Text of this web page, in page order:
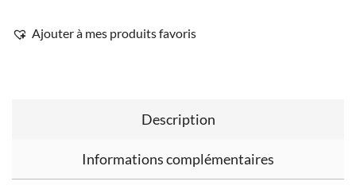
Ajouter à mes produits favoris
Description
Informations complémentaires